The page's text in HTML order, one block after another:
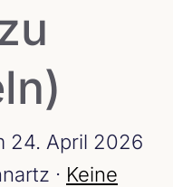
24. April 2026
· Keine